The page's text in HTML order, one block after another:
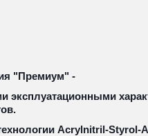
"Премиум" -
Acrylnitril-Styrol-